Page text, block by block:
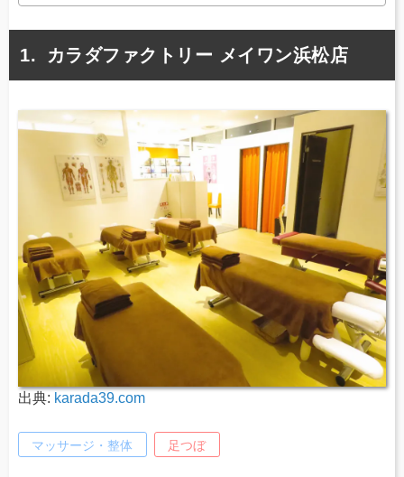
カラダファクトリー メイワン浜松店
出典: karada39.com
マッサージ・整体 足つぼ